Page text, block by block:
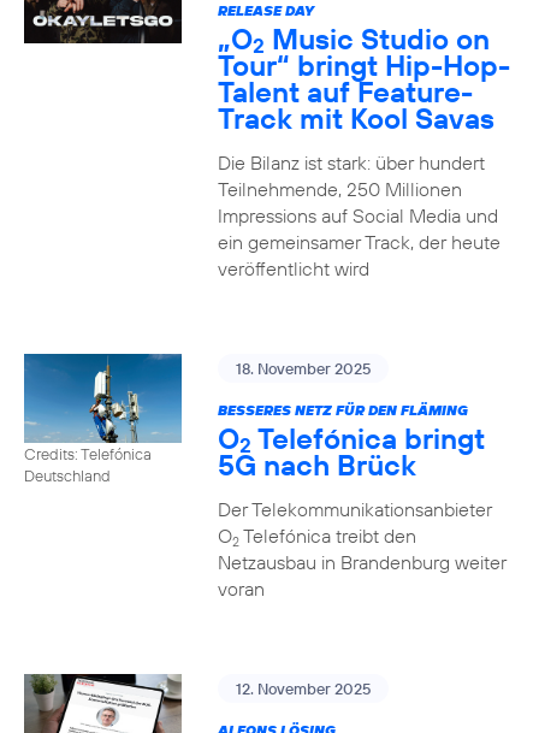
RELEASE DAY
„O2 Music Studio on
Tour“ bringt Hip-Hop-
Talent auf Feature-
Track mit Kool Savas
Die Bilanz ist stark: über hundert
Teilnehmende, 250 Millionen
Impressions auf Social Media und
ein gemeinsamer Track, der heute
veröffentlicht wird
Credits: Telefónica
Deutschland
18. November 2025
BESSERES NETZ FÜR DEN FLÄMING
O2 Telefónica bringt
5G nach Brück
Der Telekommunikationsanbieter
O2Telefónica treibt den
Netzausbau in Brandenburg weiter
voran
12. November 2025